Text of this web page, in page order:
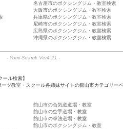
名古屋市のボクシングジム・教室検索
大阪市のボクシングジム・教室検索
兵庫県のボクシングジム・教室検索
尼崎市のボクシングジム・教室検索
広島県のボクシングジム・教室検索
沖縄県のボクシングジム・教室検索
- Yomi-Search Ver4.21 -
ール検索】
ツ教室・スクール各姉妹サイトの館山市カテゴリー
館山市の合気道道場・教室
館山市の空手道場・教室
館山市の拳法道場・教室
館山市のボクシングジム・教室